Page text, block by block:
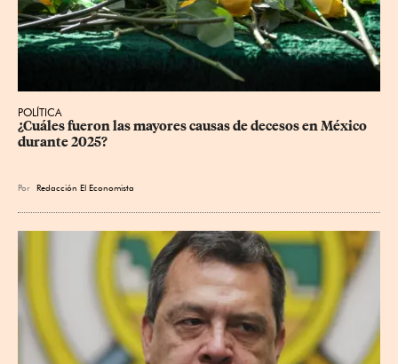
POLÍTICA
¿Cuáles fueron las mayores causas de decesos en México
durante 2025?
Por Redacción El Economista